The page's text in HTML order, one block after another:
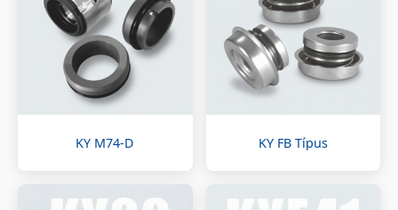
KY M74-D KY FB Típus